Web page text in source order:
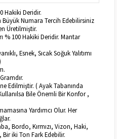
Hakiki Deridir.
Büyük Numara Tercih Edebilirsiniz
Üretilmiştir.
% 100 Hakiki Deridir. Mantar
Esnek, Sıcak Soğuk Yalıtımı
Edilmiştir. ( Ayak Tabanında
Bile Önemli Bir Konfor ,
Yardımcı Olur. Her
Bordo, Kırmızı, Vizon, Haki,
Bir iki Ton Fark Edebilir.